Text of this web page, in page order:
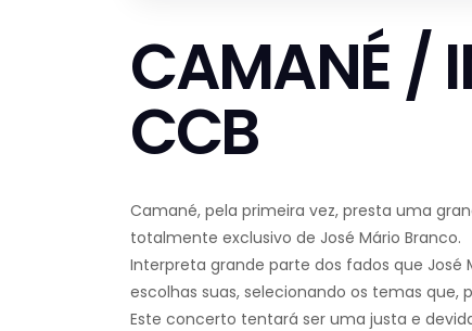
CAMANÉ /
CCB
Camané, pela primeira vez, presta uma
totalmente exclusivo de José Mário Branco.
Interpreta grande parte dos fados que
escolhas suas, selecionando os temas que,
Este concerto tentará ser uma justa e